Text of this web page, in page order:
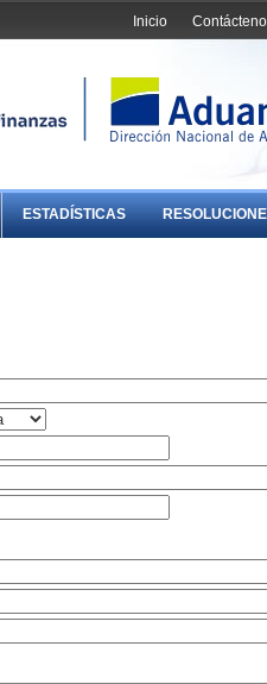
Inicio
ESTADÍSTICAS